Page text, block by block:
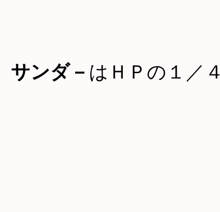
サンダ－ はＨＰの１／